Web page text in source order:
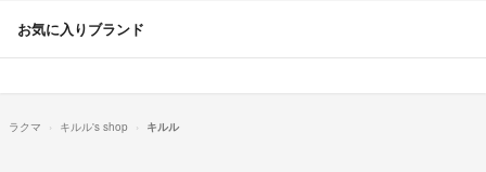
お気に入りブランド
ラクマ キルル's shop キルル